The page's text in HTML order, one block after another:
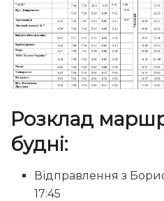
Розклад
будні:
Відправлення з
17:45